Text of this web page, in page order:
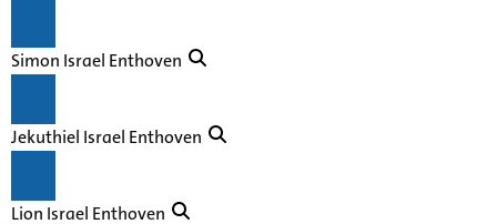
Simon Israel Enthoven
Jekuthiel Israel Enthoven
Lion Israel Enthoven